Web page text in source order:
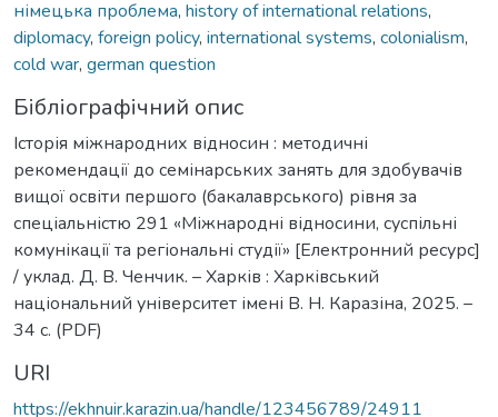
німецька проблема, history of international relations,
diplomacy, foreign policy, international systems, colonialism,
cold war, german question
Бібліографічний опис
Історія міжнародних відносин : методичні
рекомендації до семінарських занять для здобувачів
вищої освіти першого (бакалаврського) рівня за
спеціальністю 291 «Міжнародні відносини, суспільні
комунікації та регіональні студії» [Електронний ресурс]
/ уклад. Д. В. Ченчик. – Харків : Харківський
національний університет імені В. Н. Каразіна, 2025. –
34 с. (PDF)
URI
https://ekhnuir.karazin.ua/handle/123456789/24911